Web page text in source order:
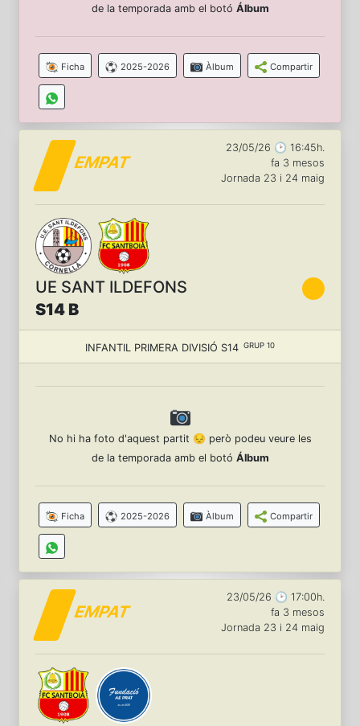
de la temporada amb el botó Álbum
Ficha 2025-2026 Àlbum Compartir
EMPAT
23/05/26 🕑 16:45h.
fa 3 mesos
Jornada 23 i 24 maig
UE SANT ILDEFONS
S14 B
INFANTIL PRIMERA DIVISIÓ S14 GRUP 10
No hi ha foto d'aquest partit 😔 però podeu veure les
de la temporada amb el botó Álbum
Ficha 2025-2026 Àlbum Compartir
EMPAT
23/05/26 🕑 17:00h.
fa 3 mesos
Jornada 23 i 24 maig